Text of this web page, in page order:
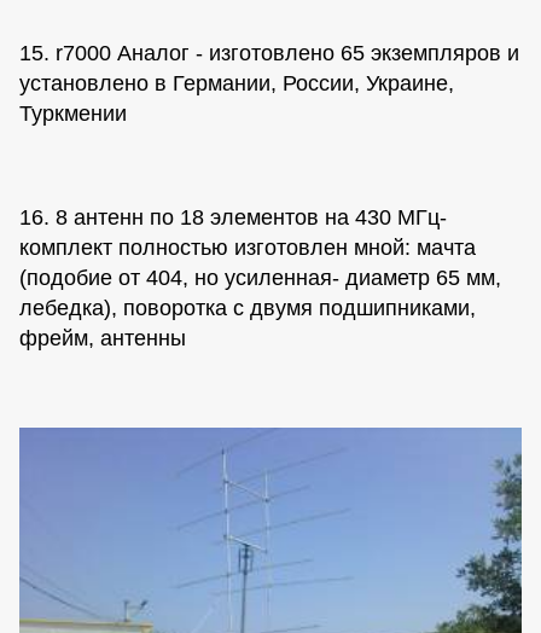
15. r7000 Аналог - изготовлено 65 экземпляров и
установлено в Германии, России, Украине,
Туркмении
16. 8 антенн по 18 элементов на 430 МГц-
комплект полностью изготовлен мной: мачта
(подобие от 404, но усиленная- диаметр 65 мм,
лебедка), поворотка с двумя подшипниками,
фрейм, антенны